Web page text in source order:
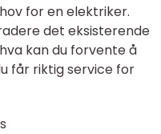
for en elektriker.
det eksisterende
kan du forvente å
får riktig service for